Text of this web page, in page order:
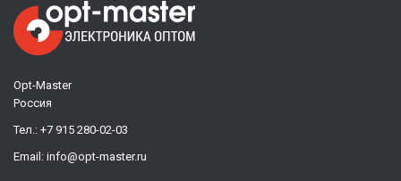
Opt-Master
Россия
Тел.: +7 915 280-02-03
Email: info@opt-master.ru